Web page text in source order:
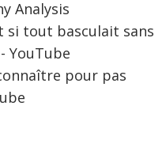
Analysis
si tout basculait sans
YouTube
pour pas